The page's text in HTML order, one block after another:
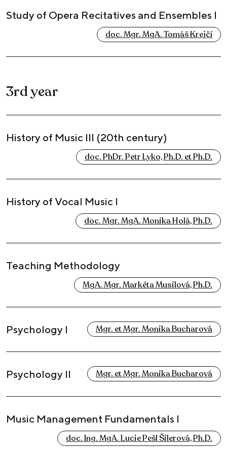
Study of Opera Recitatives and Ensembles I
doc. Mgr. MgA. Tomáš Krejčí
3rd year
History of Music III (20th century)
doc. PhDr. Petr Lyko, Ph.D. et Ph.D.
History of Vocal Music I
doc. Mgr. MgA. Monika Holá, Ph.D.
Teaching Methodology
MgA. Mgr. Markéta Musilová, Ph.D.
Psychology I Mgr. et Mgr. Monika Bucharová
Psychology II Mgr. et Mgr. Monika Bucharová
Music Management Fundamentals I
doc. Ing. MgA. Lucie Pešl Šilerová, Ph.D.